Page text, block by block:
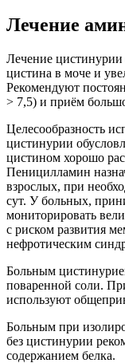
Лечение
Лечение цистинурии
цистина в моче и
Рекомендуют
> 7,5) и приём
Целесообразность
цистинурии
цистином хорошо
Пеницилламин
взрослых, при
сут. У больных,
мониторировать
с риском развития
нефротическим
Больным
поваренной соли.
используют
Больным при
без цистинурии
содержанием белка.